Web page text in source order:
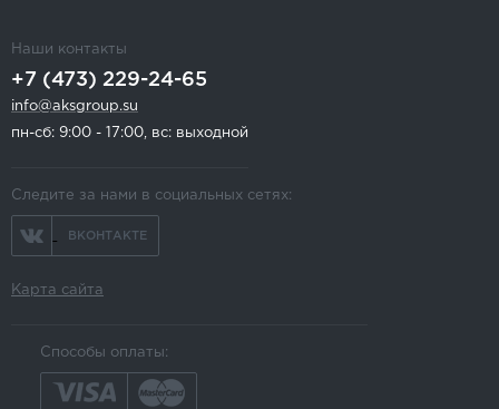
Наши контакты
+7 (473) 229-24-65
info@aksgroup.su
пн-сб: 9:00 - 17:00, вс: выходной
Следите за нами в социальных сетях:
ВКОНТАКТЕ
Карта сайта
Способы оплаты: